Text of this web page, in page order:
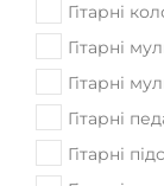
Гітарні
Гітарні
Гітарні
Гітарні
Гітарні